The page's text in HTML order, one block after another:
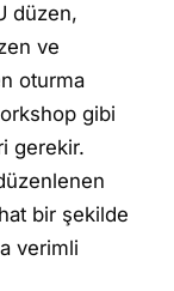
düzen,
ve
oturma
gibi
gerekir.
bir şekilde
verimli